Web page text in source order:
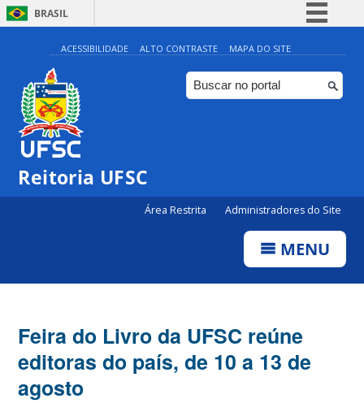
BRASIL
Simplifique!
Comunica BR
Participe
ACESSIBILIDADE ALTO CONTRASTE MAPA DO SITE
Reitoria UFSC
Área Restrita Administradores do Site
MENU
Feira do Livro da UFSC reúne
editoras do país, de 10 a 13 de
agosto